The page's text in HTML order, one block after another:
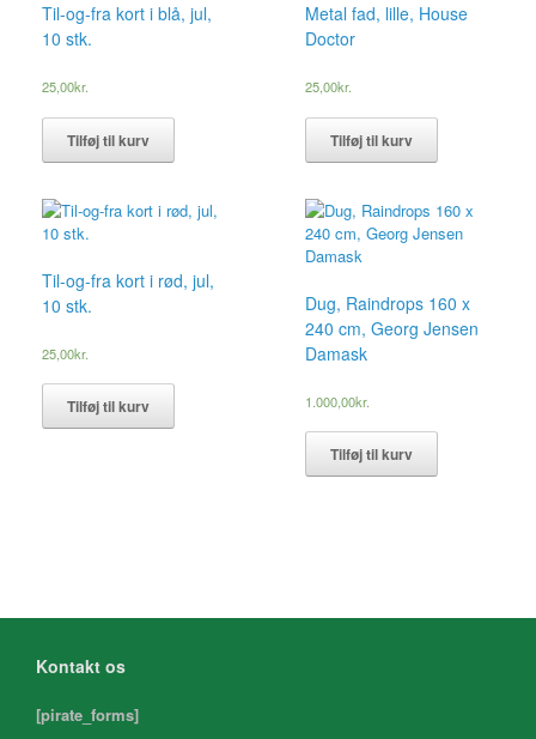
Til-og-fra kort i blå, jul,
10 stk.
25,00kr.
Tilføj til kurv
Metal fad, lille, House
Doctor
25,00kr.
Tilføj til kurv
Til-og-fra kort i rød, jul,
10 stk.
25,00kr.
Tilføj til kurv
Dug, Raindrops 160 x
240 cm, Georg Jensen
Damask
1.000,00kr.
Tilføj til kurv
Kontakt os
[pirate_forms]